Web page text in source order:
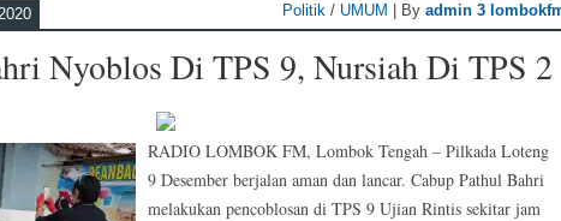
Politik / UMUM | By admin 3
Nyoblos Di TPS 9, Nursiah Di TPS 2
RADIO LOMBOK FM, Lombok Tengah – Pilkada Loteng
9 Desember berjalan aman dan lancar. Cabup Pathul Bahri
melakukan pencoblosan di TPS 9 Ujian Rintis sekitar jam